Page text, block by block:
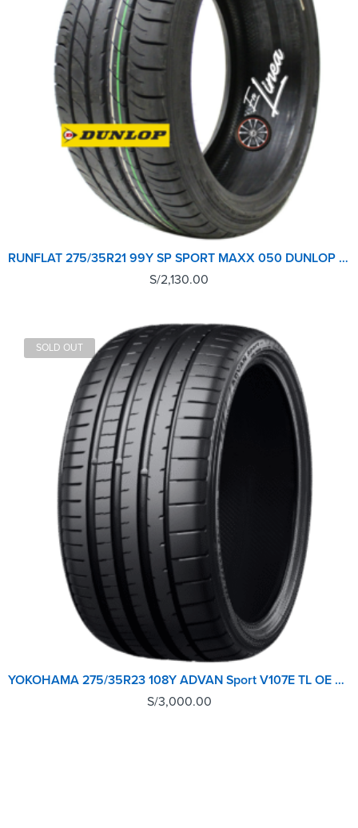
RUNFLAT 275/35R21 99Y SP SPORT MAXX 050 DUNLOP (LEX) TL JAPÓN - TOYOTA LEXUS LC500
S/2,130.00
SOLD OUT
YOKOHAMA 275/35R23 108Y ADVAN Sport V107E TL OE BMW XM/X7
S/3,000.00